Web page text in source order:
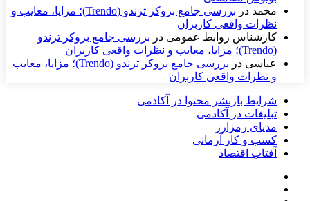
محمد در
بررسی جامع بروکر ترندو (Trendo)؛ مزایا، معایب و
نظرات واقعی کاربران
کارشناس روابط عمومی در بررسی جامع بروکر ترندو
(Trendo)؛ مزایا، معایب و نظرات واقعی کاربران
عباسی در
بررسی جامع بروکر ترندو (Trendo)؛ مزایا، معایب
و نظرات واقعی کاربران
شرایط بازنشر محتوا در آکادمی
تبلیغات در آکادمی
مدیای رمزارز
کسب و کار آرمانی
آفتاب اقتصاد